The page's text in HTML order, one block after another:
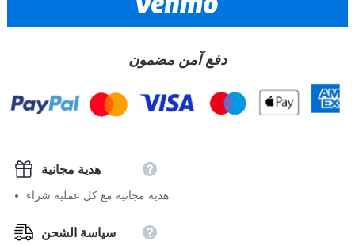
دفع آمن مضمون
هدية مجانية
هدية مجانية مع كل عملية شراء
سياسة الشحن